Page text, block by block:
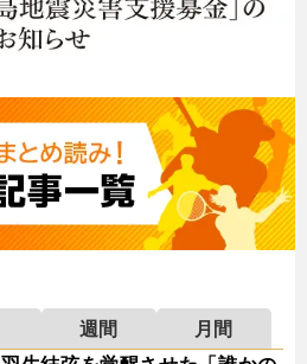
週間
月間